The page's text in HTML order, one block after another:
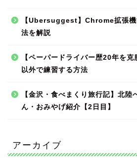
【Ubersuggest】Chrome拡張機
法を解説
【ペーパードライバー歴20年を
以外で練習する方法
【金沢・食べまくり旅行記】北陸
ん・おみやげ紹介【2日目】
アーカイブ